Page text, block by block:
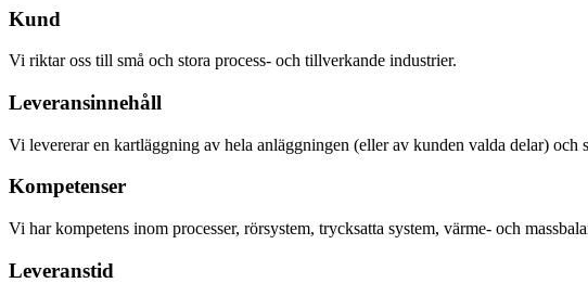
Kund
Vi riktar oss till små och stora process- och tillverkande industrier.
Leveransinnehåll
Vi levererar en kartläggning av hela anläggningen (eller av kunden valda delar)
Kompetenser
Vi har kompetens inom processer, rörsystem, trycksatta system, värme- och
Leveranstid